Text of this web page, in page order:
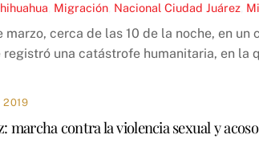
Migración Nacional Ciudad Juárez
marzo, cerca de las 10 de la noche, en
registró una catástrofe humanitaria, en la
2019
marcha contra la violencia sexual y